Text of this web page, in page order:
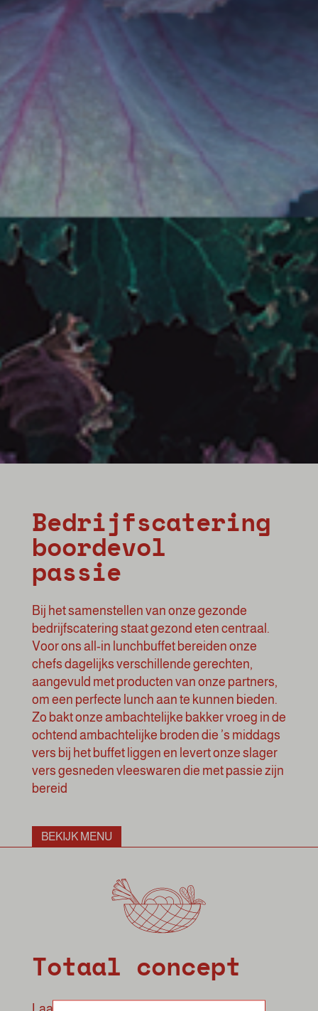
Bedrijfscatering
boordevol
passie
Bij het samenstellen van onze gezonde
bedrijfscatering staat gezond eten centraal.
Voor ons all-in lunchbuffetbereiden onze
chefs dagelijks verschillende gerechten,
aangevuld met producten van onze partners,
om een perfecte lunch aan te kunnen bieden.
Zo bakt onze ambachtelijke bakker vroeg in de
ochtend ambachtelijke broden die ’s middags
vers bij het buffet liggen en levert onze slager
vers gesneden vleeswaren die met passie zijn
bereid
BEKIJK MENU
Totaal concept